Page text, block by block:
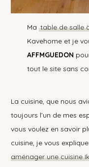
Ma table de salle
Kavehome et je
AFFMGUEDON
tout le site sans
La cuisine, que nous
toujours l’un de mes
vous voulez en savoir
cuisine, je vous
aménager une cuisine